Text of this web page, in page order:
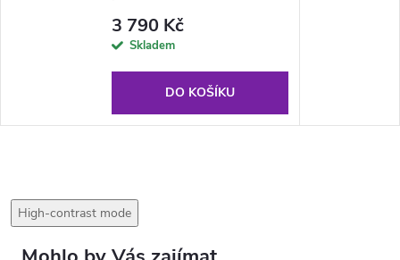
3 790 Kč
Skladem
DO KOŠÍKU
High-contrast mode